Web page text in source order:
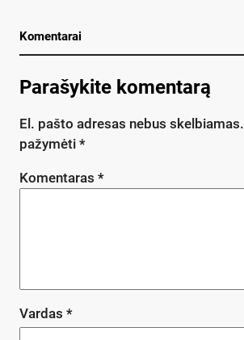
Komentarai
Parašykite komentarą
El. pašto adresas nebus skelbiamas.
pažymėti *
Komentaras *
Vardas *